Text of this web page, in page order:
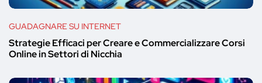
GUADAGNARE SU INTERNET
Strategie Efficaci per Creare e Commercializzare Corsi
Online in Settori di Nicchia